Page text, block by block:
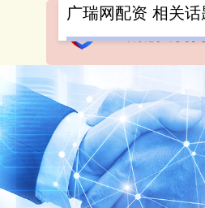
广瑞网配资 相关话